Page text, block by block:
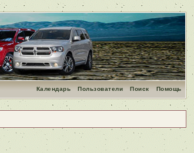
Помощь
Поиск
Пользователи
Календарь